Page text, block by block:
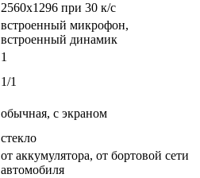
2560x1296 при 30 к/с
встроенный микрофон,
встроенный динамик
1
1/1
обычная, с экраном
стекло
от аккумулятора, от бортовой сети
автомобиля